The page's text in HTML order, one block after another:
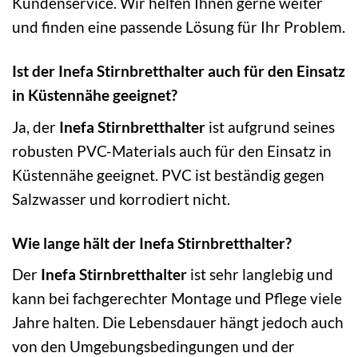
und finden eine passende Lösung für Ihr Problem.
Ist der Inefa Stirnbretthalter auch für den Einsatz
in Küstennähe geeignet?
Ja, der Inefa Stirnbretthalter ist aufgrund seines
robusten PVC-Materials auch für den Einsatz in
Küstennähe geeignet. PVC ist beständig gegen
Salzwasser und korrodiert nicht.
Wie lange hält der Inefa Stirnbretthalter?
Der Inefa Stirnbretthalter ist sehr langlebig und
kann bei fachgerechter Montage und Pflege viele
Jahre halten. Die Lebensdauer hängt jedoch auch
von den Umgebungsbedingungen und der